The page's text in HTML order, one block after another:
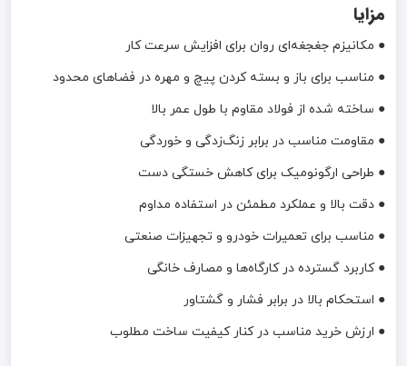
مزایا
● مکانیزم جغجغه‌ای روان برای افزایش سرعت کار
● مناسب برای باز و بسته کردن پیچ و مهره در فضاهای محدود
● ساخته شده از فولاد مقاوم با طول عمر بالا
● مقاومت مناسب در برابر زنگ‌زدگی و خوردگی
● طراحی ارگونومیک برای کاهش خستگی دست
● دقت بالا و عملکرد مطمئن در استفاده مداوم
● مناسب برای تعمیرات خودرو و تجهیزات صنعتی
● کاربرد گسترده در کارگاه‌ها و مصارف خانگی
● استحکام بالا در برابر فشار و گشتاور
● ارزش خرید مناسب در کنار کیفیت ساخت مطلوب